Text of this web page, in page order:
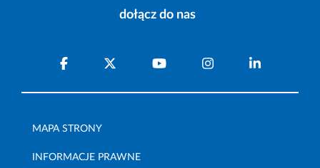
dołącz do nas
MAPA STRONY
INFORMACJE PRAWNE